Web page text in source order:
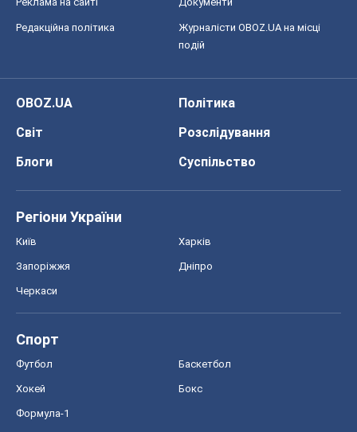
Редакційна політика
Журналісти OBOZ.UA на місці
подій
OBOZ.UA
Політика
Світ
Розслідування
Блоги
Суспільство
Регіони України
Київ Харків
Запоріжжя Дніпро
Черкаси
Спорт
Футбол Баскетбол
Хокей Бокс
Формула-1